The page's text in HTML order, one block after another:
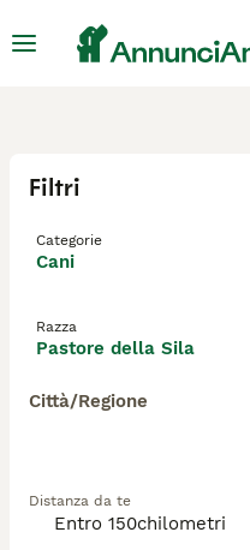
Filtri
Categorie
Cani
Razza
Pastore della Sila
Città/Regione
Distanza da te